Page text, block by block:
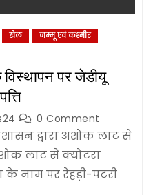
खेल
जम्‍मू एवं कश्‍मीर
विस्थापन पर जेडीयू
0 Comment
द्वारा अशोक लाट से
लाट से क्योटरा
नाम पर रेहड़ी-पटरी